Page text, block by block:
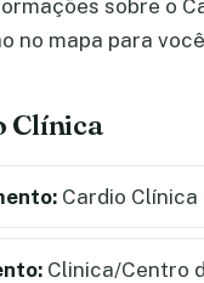
sobre o
no mapa para
Clínica
Cardio Clínica
Clinica/Centro